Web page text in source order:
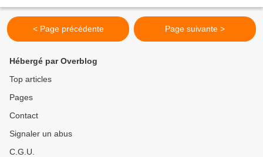
< Page précédente Page suivante >
Hébergé par Overblog
Top articles
Pages
Contact
Signaler un abus
C.G.U.